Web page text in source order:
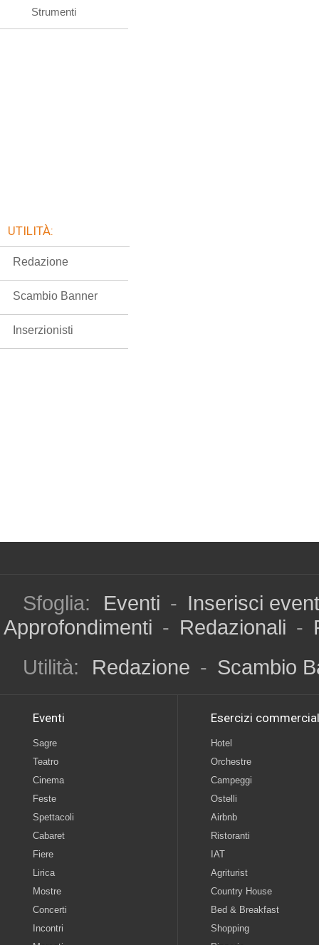
Strumenti
UTILITÀ:
Redazione
Scambio Banner
Inserzionisti
Sfoglia: Eventi - Inserisci
Approfondimenti - Redazionali -
Utilità:
Redazione - Scambio
Eventi
Sagre
Teatro
Cinema
Feste
Spettacoli
Cabaret
Fiere
Lirica
Mostre
Concerti
Incontri
Esercizi
Hotel
Orchestre
Campeggi
Ostelli
Airbnb
Ristoranti
IAT
Agriturist
Country House
Bed & Breakfast
Shopping